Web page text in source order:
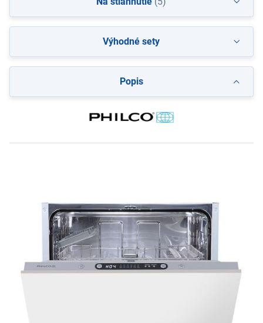
Popis
Výhodné sety